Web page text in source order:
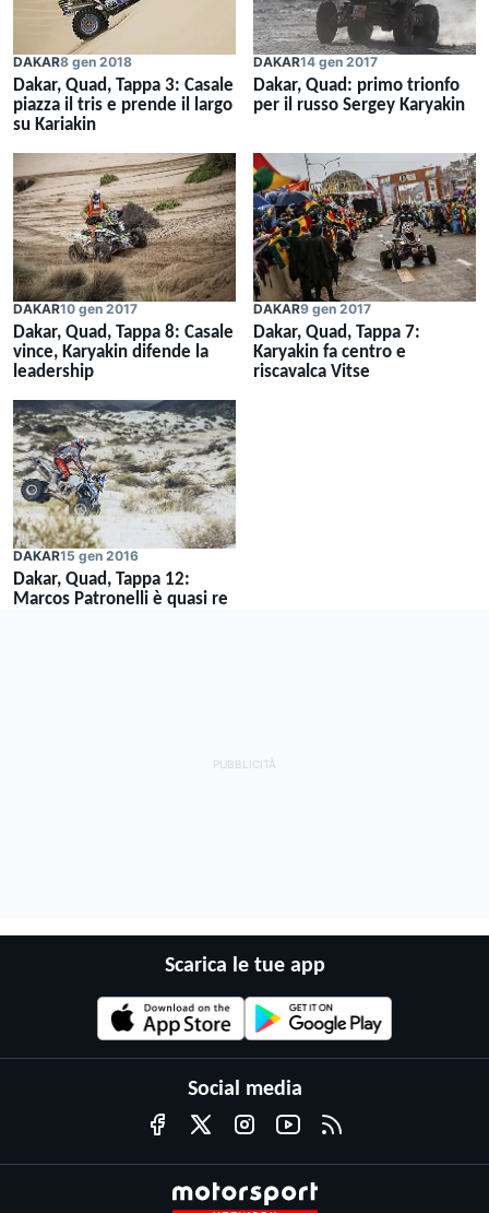
DAKAR8 gen 2018
Dakar, Quad, Tappa 3: Casale
piazza il tris e prende il largo
su Kariakin
DAKAR14 gen 2017
Dakar, Quad: primo trionfo
per il russo Sergey Karyakin
DAKAR10 gen 2017
Dakar, Quad, Tappa 8: Casale
vince, Karyakin difende la
leadership
DAKAR9 gen 2017
Dakar, Quad, Tappa 7:
Karyakin fa centro e
riscavalca Vitse
DAKAR15 gen 2016
Dakar, Quad, Tappa 12:
Marcos Patronelli è quasi re
Scarica le tue app
Social media